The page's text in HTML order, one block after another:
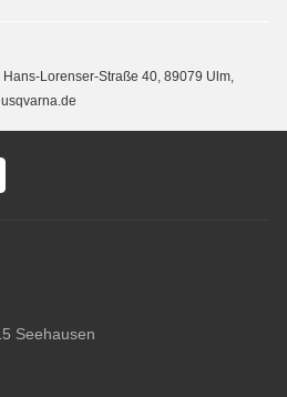
Lorenser-Straße 40, 89079 Ulm,
Seehausen